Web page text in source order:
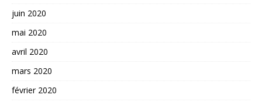
juin 2020
mai 2020
avril 2020
mars 2020
février 2020